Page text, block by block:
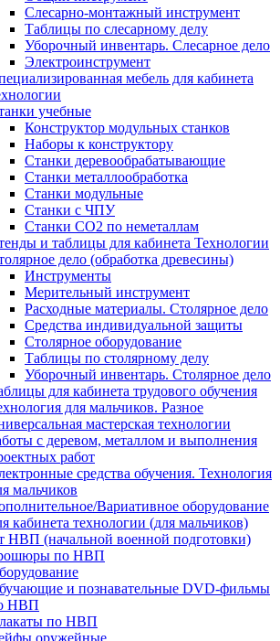
Слесарно-монтажный инструмент
Таблицы по слесарному делу
Уборочный инвентарь. Слесарное дело
Электроинструмент
мебель для кабинета
учебные
Конструктор модульных станков
Наборы к конструктору
Станки деревообрабатывающие
Станки металлообработка
Станки модульные
Станки с ЧПУ
Станки СО2 по неметаллам
и таблицы для кабинета Технологии
дело (обработка древесины)
Инструменты
Мерительный инструмент
Расходные материалы. Столярное дело
Средства индивидуальной защиты
Столярное оборудование
Таблицы по столярному делу
Уборочный инвентарь. Столярное дело
для кабинета трудового обучения
для мальчиков. Разное
мастерская технологии
с деревом, металлом и выполнения
работ
средства обучения. Технология
мальчиков
Вариативное оборудование
кабинета технологии (для мальчиков)
НВП (начальной военной подготовки)
по НВП
и познавательные DVD-фильмы
НВП
по НВП
оружейные